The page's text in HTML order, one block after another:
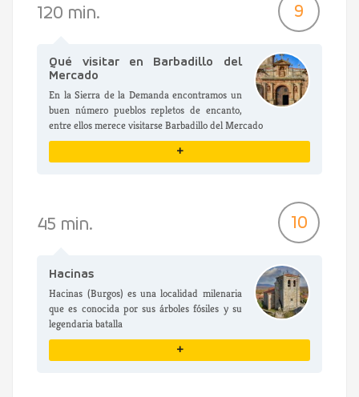
120 min. 9
Qué visitar en Barbadillo del
Mercado
En la Sierra de la Demanda encontramos un
buen número pueblos repletos de encanto,
entre ellos merece visitarse Barbadillo del Mercado
+
45 min. 10
Hacinas
Hacinas (Burgos) es una localidad milenaria
que es conocida por sus árboles fósiles y su
legendaria batalla
+